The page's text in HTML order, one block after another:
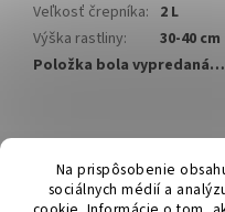
Na prispôsobenie
sociálnych médií a
Veľkosť črepníka: 2 L
Výška rastliny:
30-40 cm
Položka bola vypredaná…
á